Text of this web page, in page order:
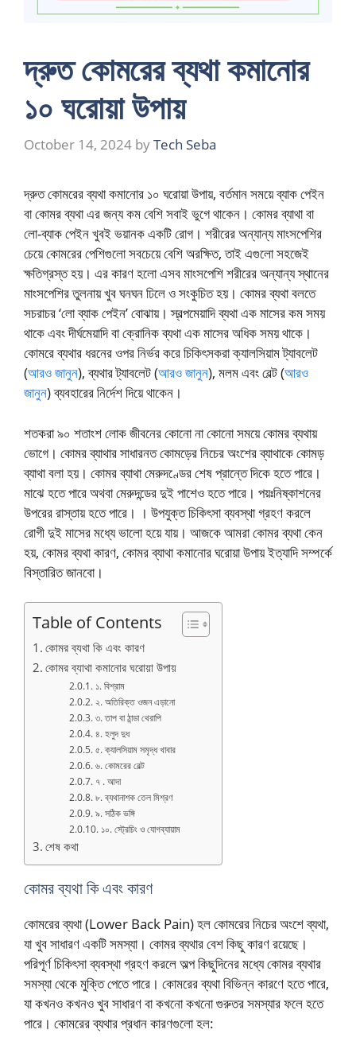
দ্রুত কোমরের ব্যথা কমানোর
১০ ঘরোয়া উপায়
October 14, 2024 byTech Seba
দ্রুত কোমরের ব্যথা কমানোর ১০ ঘরোয়া উপায়, বর্তমান সময়ে ব্যাক পেইন
বা কোমর ব্যথা এর জন্য কম বেশি সবাই ভুগে থাকেন। কোমর ব্যাথা বা
লো-ব্যাক পেইন খুবই ভয়ানক একটি রোগ। শরীরের অন্যান্য মাংসপেশির
চেয়ে কোমরের পেশিগুলো সবচেয়ে বেশি অরক্ষিত, তাই এগুলো সহজেই
ক্ষতিগ্রস্ত হয়। এর কারণ হলো এসব মাংসপেশি শরীরের অন্যান্য স্থানের
মাংসপেশির তুলনায় খুব ঘনঘন ঢিলে ও সংকুচিত হয়। কোমর ব্যথা বলতে
সচরাচর ‘লো ব্যাক পেইন’ বোঝায়। স্বল্পমেয়াদি ব্যথা এক মাসের কম সময়
থাকে এবং দীর্ঘমেয়াদি বা ক্রোনিক ব্যথা এক মাসের অধিক সময় থাকে।
কোমরে ব্যথার ধরনের ওপর নির্ভর করে চিকিৎসকরা ক্যালসিয়াম ট্যাবলেট
(আরও জানুন), ব্যথার ট্যাবলেট (আরও জানুন), মলম এবং বেল্ট (আরও
জানুন) ব্যবহারের নির্দেশ দিয়ে থাকেন।
শতকরা ৯০ শতাংশ লোক জীবনের কোনো না কোনো সময়ে কোমর ব্যথায়
ভোগে। কোমর ব্যাথার সাধারনত কোমড়ের নিচের অংশের ব্যাথাকে কোমড়
ব্যাথা বলা হয়। কোমর ব্যাথা মেরুদণ্ডের শেষ প্রান্তে দিকে হতে পারে।
মাঝে হতে পারে অথবা মেরুদন্ডের দুই পাশেও হতে পারে। পয়ঃনিষ্কাশনের
উপরের রাস্তায় হতে পারে। । উপযুক্ত চিকিৎসা ব্যবস্থা গ্রহণ করলে
রোগী দুই মাসের মধ্যে ভালো হয়ে যায়। আজকে আমরা কোমর ব্যথা কেন
হয়, কোমর ব্যথা কারণ, কোমর ব্যাথা কমানোর ঘরোয়া উপায় ইত্যাদি সম্পর্কে
বিস্তারিত জানবো।
Table of Contents
কোমর ব্যথা কি এবং কারণ
কোমর ব্যাথা কমানোর ঘরোয়া উপায়
১. বিশ্রাম
২. অতিরিক্ত ওজন এড়ানো
৩. তাপ বা ঠান্ডা থেরাপি
৪. হলুদ দুধ
৫. ক্যালসিয়াম সমৃদ্ধ খাবার
৬. কোমরের বেল্ট
৭ . আদা
৮. ব্যথানাশক তেল মিশ্রণ
৯. সঠিক ভঙ্গি
১০. স্ট্রেচিং ও যোগব্যায়াম
শেষ কথা
কোমর ব্যথা কি এবং কারণ
কোমরের ব্যথা (Lower Back Pain) হল কোমরের নিচের অংশে ব্যথা,
যা খুব সাধারণ একটি সমস্যা। কোমর ব্যথার বেশ কিছু কারণ রয়েছে।
পরিপূর্ণ চিকিৎসা ব্যবস্থা গ্রহণ করলে অল্প কিছুদিনের মধ্যে কোমর ব্যথার
সমস্যা থেকে মুক্তি পেতে পারে। কোমরের ব্যথা বিভিন্ন কারণে হতে পারে,
যা কখনও কখনও খুব সাধারণ বা কখনো কখনো গুরুতর সমস্যার ফলে হতে
পারে। কোমরের ব্যথার প্রধান কারণগুলো হল: